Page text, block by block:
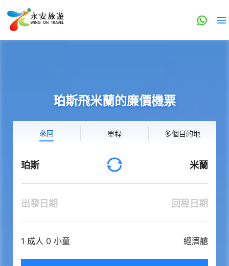
珀斯飛米蘭的廉價機票
來回 單程 多個目的地
珀斯 米蘭
出發日期 回程日期
1 成人 0 小童 經濟艙